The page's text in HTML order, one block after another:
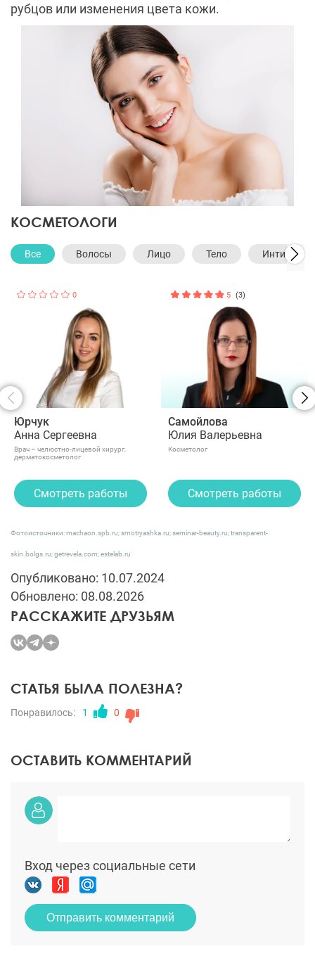
рубцов или изменения цвета кожи.
КОСМЕТОЛОГИ
Все Волосы Лицо Тело Интимная
Юрчук
Анна Сергеевна
0
Врач – челюстно-лицевой хирург,
дерматокосметолог
Смотреть работы
Самойлова
Юлия Валерьевна
5 (3)
Косметолог
Смотреть работы
Фотоисточники: machaon.spb.ru; smotryashka.ru; seminar-beauty.ru; transparent-
skin.bolgs.ru; getrevela.com; estelab.ru
Опубликовано: 10.07.2024
Обновлено: 08.08.2026
РАССКАЖИТЕ ДРУЗЬЯМ
СТАТЬЯ БЫЛА ПОЛЕЗНА?
Понравилось: 1 0
ОСТАВИТЬ КОММЕНТАРИЙ
Вход через социальные сети
Отправить комментарий